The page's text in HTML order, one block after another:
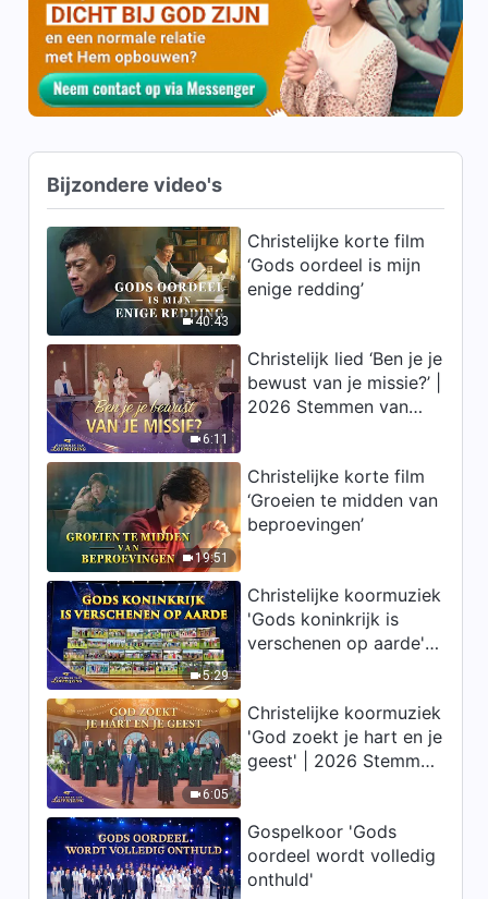
13:47
| Fragment 607
Dagelijkse woorden van God:
Bestemmingen en uitkomsten
Dagelijkse woorden van God:
Bestemmingen en uitkomsten
| Fragment 609
Dagelijkse woorden van God:
Bestemmingen en uitkomsten
| Fragment 610
10:16
Dagelijkse woorden van God:
Bestemmingen en uitkomsten
| Fragment 611
4:48
Dagelijkse woorden van God:
Bestemmingen en uitkomsten
| Fragment 612
Bijzondere video's
40:43
Christelijke korte film
‘Gods oordeel is mijn
enige redding’
6:11
Christelijk lied ‘Ben je je
bewust van je missie?’ |
2026 Stemmen van
19:51
Christelijke korte film
‘Groeien te midden van
beproevingen’
5:29
Christelijke koormuziek
'Gods koninkrijk is
verschenen op aarde' |
6:05
Christelijke koormuziek
'God zoekt je hart en je
geest' | 2026 Stemmen
Gospelkoor 'Gods
oordeel wordt volledig
onthuld'